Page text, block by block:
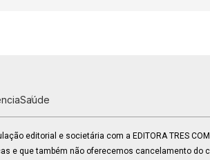
Saúde
editorial e societária com a EDITORA TRES
e que também não oferecemos cancelamento do